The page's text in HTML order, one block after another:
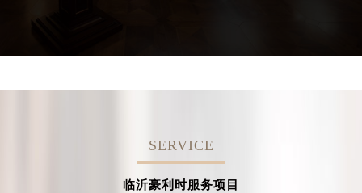
SERVICE
临沂豪利时服务项目